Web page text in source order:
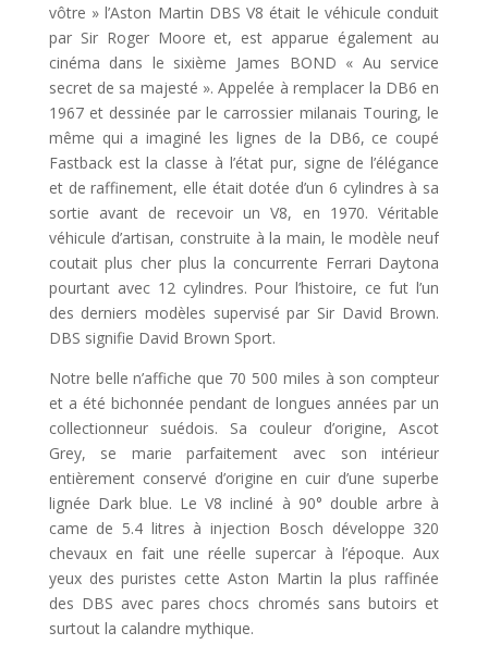
vôtre » l’Aston Martin DBS V8 était le véhicule conduit
par Sir Roger Moore et, est apparue également au
cinéma dans le sixième James BOND « Au service
secret de sa majesté ». Appelée à remplacer la DB6 en
1967 et dessinée par le carrossier milanais Touring, le
même qui a imaginé les lignes de la DB6, ce coupé
Fastback est la classe à l’état pur, signe de l’élégance
et de raffinement, elle était dotée d’un 6 cylindres à sa
sortie avant de recevoir un V8, en 1970. Véritable
véhicule d’artisan, construite à la main, le modèle neuf
coutait plus cher plus la concurrente Ferrari Daytona
pourtant avec 12 cylindres. Pour l’histoire, ce fut l’un
des derniers modèles supervisé par Sir David Brown.
DBS signifie David Brown Sport.
Notre belle n’affiche que 70 500 miles à son compteur
et a été bichonnée pendant de longues années par un
collectionneur suédois. Sa couleur d’origine, Ascot
Grey, se marie parfaitement avec son intérieur
entièrement conservé d’origine en cuir d’une superbe
lignée Dark blue. Le V8 incliné à 90° double arbre à
came de 5.4 litres à injection Bosch développe 320
chevaux en fait une réelle supercar à l’époque. Aux
yeux des puristes cette Aston Martin la plus raffinée
des DBS avec pares chocs chromés sans butoirs et
surtout la calandre mythique.